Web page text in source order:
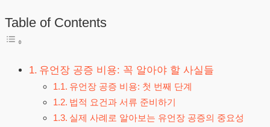
Table of Contents
유언장 공증 비용: 꼭 알아야 할 사실들
유언장 공증 비용: 첫 번째 단계
법적 요건과 서류 준비하기
실제 사례로 알아보는 유언장 공증의 중요성